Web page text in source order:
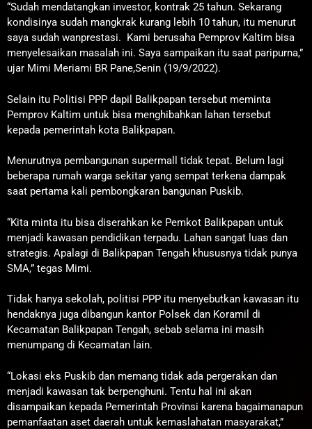
“Sudah mendatangkan investor, kontrak 25 tahun. Sekarang
kondisinya sudah mangkrak kurang lebih 10 tahun, itu menurut
saya sudah wanprestasi. Kami berusaha Pemprov Kaltim bisa
menyelesaikan masalah ini. Saya sampaikan itu saat paripurna,”
ujar Mimi Meriami BR Pane,Senin (19/9/2022).
Selain itu Politisi PPP dapil Balikpapan tersebut meminta
Pemprov Kaltim untuk bisa menghibahkan lahan tersebut
kepada pemerintah kota Balikpapan.
Menurutnya pembangunan supermall tidak tepat. Belum lagi
beberapa rumah warga sekitar yang sempat terkena dampak
saat pertama kali pembongkaran bangunan Puskib.
“Kita minta itu bisa diserahkan ke Pemkot Balikpapan untuk
menjadi kawasan pendidikan terpadu. Lahan sangat luas dan
strategis. Apalagi di Balikpapan Tengah khususnya tidak punya
SMA,” tegas Mimi.
Tidak hanya sekolah, politisi PPP itu menyebutkan kawasan itu
hendaknya juga dibangun kantor Polsek dan Koramil di
Kecamatan Balikpapan Tengah, sebab selama ini masih
menumpang di Kecamatan lain.
“Lokasi eks Puskib dan memang tidak ada pergerakan dan
menjadi kawasan tak berpenghuni. Tentu hal ini akan
disampaikan kepada Pemerintah Provinsi karena bagaimanapun
pemanfaatan aset daerah untuk kemaslahatan masyarakat,”